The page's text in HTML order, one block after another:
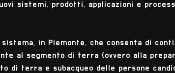
sistemi, prodotti, applicazioni e
in Piemonte, che consenta di
al segmento di terra (ovvero alla
di terra e subacqueo delle persone